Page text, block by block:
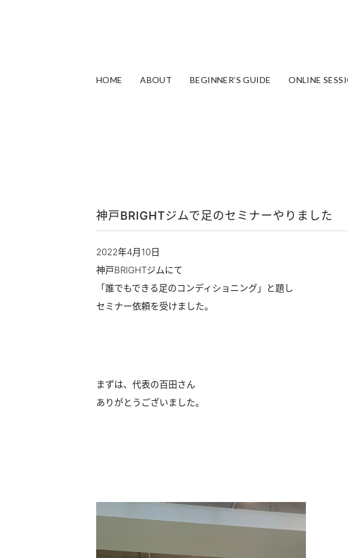
HOME ABOUT BEGINNER’S GUIDE ONLINE
神戸BRIGHTジムで足のセミナーやりました
2022年4月10日
神戸BRIGHTジムにて
「誰でもできる足のコンディショニング」と題し
セミナー依頼を受けました。
まずは、代表の百田さん
ありがとうございました。